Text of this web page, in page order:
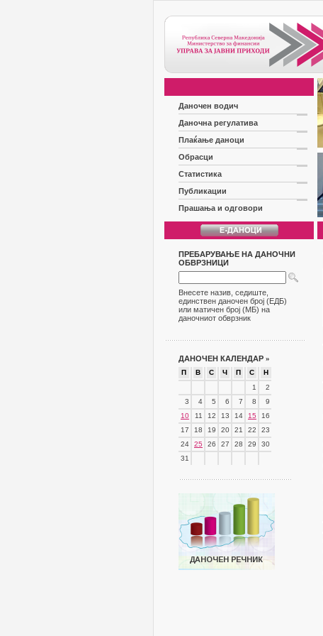
Даночен водич
Даночна регулатива
Плаќање даноци
Обрасци
Статистика
Публикации
Прашања и одговори
ПРЕБАРУВАЊЕ НА ДАНОЧНИ
ОБВРЗНИЦИ
Внесете назив, седиште,
единствен даночен број (ЕДБ)
или матичен број (МБ) на
даночниот обврзник
ДАНОЧЕН КАЛЕНДАР »
П В С Ч П С
Н
1
2
3
4 5 6 7 8
9
10
11 12 13 14 15
16
17
18 19 20 21 22
23
24
25 26 27 28 29
30
31